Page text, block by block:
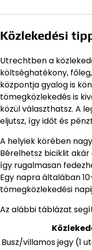
Közlekedési
Utrechtben a
költséghatékony,
központja gyalog is
tömegközlekedés is
közül választhatsz. A
eljutsz, így időt és
A helyiek körében
Bérelhetsz biciklit
így rugalmasan
Egy napra általában
tömegközlekedési
Az alábbi táblázat
Busz/villamos jegy (1